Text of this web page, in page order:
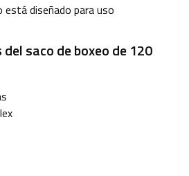
está diseñado para uso
saco de boxeo de 120